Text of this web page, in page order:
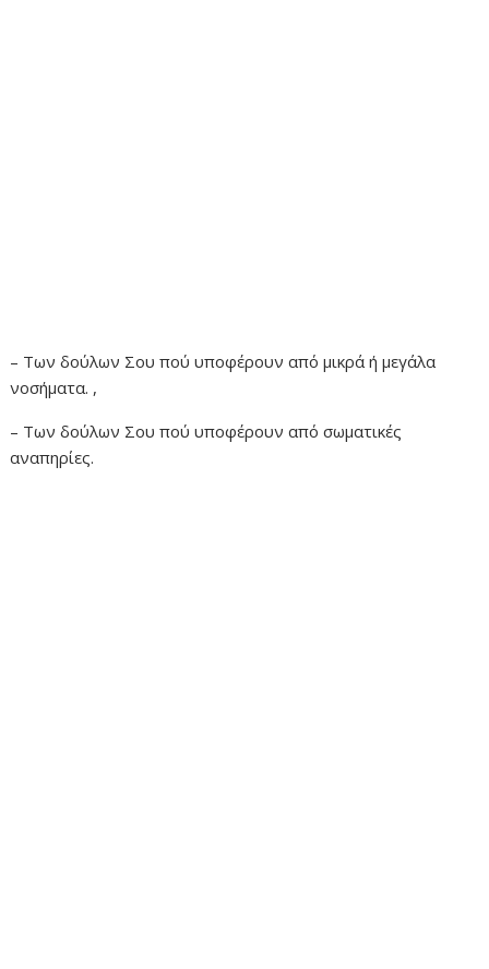
– Των δούλων Σου πού υποφέρουν από μικρά ή μεγάλα
νοσήματα. ,
– Των δούλων Σου πού υποφέρουν από σωματικές
αναπηρίες.